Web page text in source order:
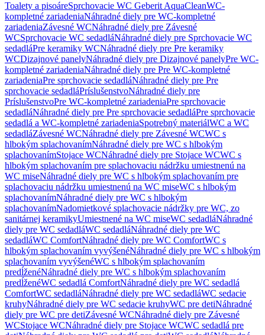
Toalety a pisoáreSprchovacie WC Geberit AquaCleanWC-
kompletné zariadeniaNáhradné diely pre WC-kompletné
zariadeniaZávesné WCNáhradné diely pre Závesné
WCSprchovacie WC sedadláNáhradné diely pre Sprchovacie WC
sedadláPre keramiky WCNáhradné diely pre Pre keramiky
WCDizajnové panelyNáhradné diely pre Dizajnové panelyPre WC-
kompletné zariadeniaNáhradné diely pre Pre WC-kompletné
zariadeniaPre sprchovacie sedadláNáhradné diely pre Pre
sprchovacie sedadláPríslušenstvoNáhradné diely pre
PríslušenstvoPre WC-kompletné zariadeniaPre sprchovacie
sedadláNáhradné diely pre Pre sprchovacie sedadláPre sprchovacie
sedadlá a WC-kompletné zariadeniaSpotrebný materiálWC a WC
sedadláZávesné WCNáhradné diely pre Závesné WCWC s
hlbokým splachovanímNáhradné diely pre WC s hlbokým
splachovanímStojace WCNáhradné diely pre Stojace WCWC s
hlbokým splachovaním pre splachovaciu nádržku umiestnenú na
WC miseNáhradné diely pre WC s hlbokým splachovaním pre
splachovaciu nádržku umiestnenú na WC miseWC s hlbokým
splachovanímNáhradné diely pre WC s hlbokým
splachovanímNadomietkové splachovacie nádržky pre WC, zo
sanitárnej keramikyUmiestnené na WC miseWC sedadláNáhradné
diely pre WC sedadláWC sedadláNáhradné diely pre WC
sedadláWC ComfortNáhradné diely pre WC ComfortWC s
hlbokým splachovaním vyvýšenéNáhradné diely pre WC s hlbokým
splachovaním vyvýšenéWC s hlbokým splachovaním
predĺženéNáhradné diely pre WC s hlbokým splachovaním
predĺženéWC sedadlá ComfortNáhradné diely pre WC sedadlá
ComfortWC sedadláNáhradné diely pre WC sedadláWC sedacie
kruhyNáhradné diely pre WC sedacie kruhyWC pre detiNáhradné
diely pre WC pre detiZávesné WCNáhradné diely pre Závesné
WCStojace WCNáhradné diely pre Stojace WCWC sedadlá pre